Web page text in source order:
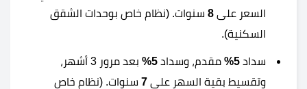
السعر على 8 سنوات. (نظام خاص بوحدات الشقق
السكنية).
سداد 5% مقدم، وسداد 5%
بعد مرور 3 أشهر،
وتقسيط بقية السهر على 7 سنوات. (نظام خاص